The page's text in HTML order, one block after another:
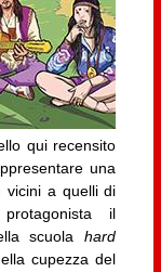
qui recensito
una
vicini a quelli di
il
scuolahard
cupezza del